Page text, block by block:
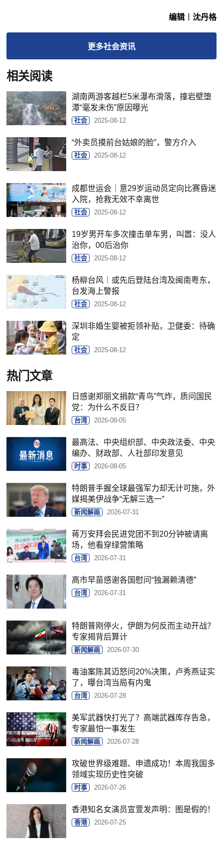
编辑︱沈丹格
更多社会资讯
相关阅读
湖南两游客越栏5米瀑布滑落，撞岩壁堕
潭“毫发未伤”原因曝光
社会 2025-08-12
“外卖员摸前台姑娘的脸”，警方介入
社会 2025-08-12
成都世运会｜意29岁运动员定向比赛昏迷
入院，抢救无效不幸离世
社会 2025-08-12
19岁男开车多次撞击单车男，叫嚣：没人
治你，00后治你
社会 2025-08-12
杨柳台风｜或先后登陆台湾及闽南粤东，
台发海上警报
社会 2025-08-12
深圳非婚生婴被拒领补贴，卫健委：待确
定
社会 2025-08-12
热门文章
日感谢郑丽文捐款“青鸟”气炸，质问国民
党：为什么不反日？
台湾 2026-08-05
最高法、中央组织部、中央政法委、中央
编办、财政部、人社部印发意见
时事 2026-08-05
特朗普手握全球最强军力却无计可施，外
媒揭美伊战争“无解三选一”
新闻解画 2026-07-31
蒋万安拜会民进党团不到20分钟被请离
场，他看穿绿营策略
台湾 2026-07-31
高市早苗感谢各国慰问“独漏赖清德”
台湾 2026-07-31
特朗普刚停火，伊朗为何反而主动开战？
专家揭背后算计
新闻解画 2026-07-30
毒油案陈其迈怒问20%决策，卢秀燕证实
了，曝台湾当局有内鬼
台湾 2026-07-28
美军武器快打光了？高端武器库存告急，
专家最怕一事发生
新闻解画 2026-07-28
攻破世界级难题、申遗成功！本周我国多
领域实现历史性突破
时事 2026-07-26
香港知名女演员宣萱发声明：图是假的！
香港 2026-07-25